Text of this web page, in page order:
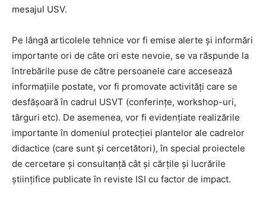
mesajul USV.
Pe lângă articolele tehnice vor fi emise alerte și informări
importante ori de câte ori este nevoie, se va răspunde la
întrebările puse de către persoanele care accesează
informațiile postate, vor fi promovate activități care se
desfășoară în cadrul USVT (conferințe, workshop-uri,
târguri etc). De asemenea, vor fi evidențiate realizările
importante în domeniul protecției plantelor ale cadrelor
didactice (care sunt și cercetători), în special proiectele
de cercetare și consultanță cât și cărțile și lucrările
științifice publicate în reviste ISI cu factor de impact.